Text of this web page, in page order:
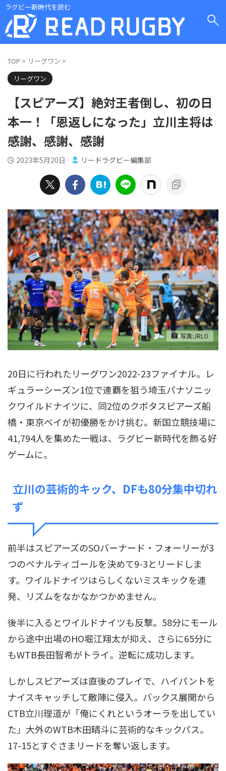
ラグビー新時代を読む
TOP > リーグワン >
リーグワン
【スピアーズ】絶対王者倒し、初の日
本一！「恩返しになった」立川主将は
感謝、感謝、感謝
2023年5月20日 リードラグビー編集部
写真:JRLO
20日に行われたリーグワン2022-23ファイナル。レ
ギュラーシーズン1位で連覇を狙う埼玉パナソニッ
クワイルドナイツに、同2位のクボタスピアーズ船
橋・東京ベイが初優勝をかけ挑む。新国立競技場に
41,794人を集めた一戦は、ラグビー新時代を飾る好
ゲームに。
立川の芸術的キック、DFも80分集中切れ
ず
前半はスピアーズのSOバーナード・フォーリーが3
つのペナルティゴールを決めて9-3とリードしま
す。ワイルドナイツはらしくないミスキックを連
発、リズムをなかなかつかめません。
後半に入るとワイルドナイツも反撃。58分にモール
から途中出場のHO堀江翔太が抑え、さらに65分に
もWTB長田智希がトライ。逆転に成功します。
しかしスピアーズは直後のプレイで、ハイパントを
ナイスキャッチして敵陣に侵入。バックス展開から
CTB立川理道が「俺にくれというオーラを出してい
た」大外のWTB木田晴斗に芸術的なキックパス。
17-15とすぐさまリードを奪い返します。